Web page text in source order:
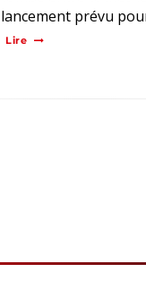
lancement prévu
Lire